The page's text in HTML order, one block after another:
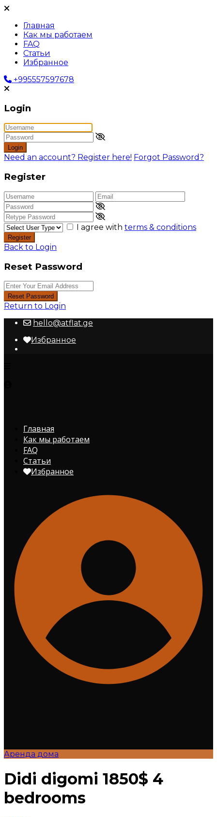
Главная
Как мы работаем
FAQ
Статьи
Избранное
+995557597678
Login
Login
Need an account? Register here! Forgot Password?
Register
I agree with terms & conditions
Register
Back to Login
Reset Password
Reset Password
Return to Login
hello@atflat.ge
Избранное
Главная
Как мы работаем
FAQ
Статьи
Избранное
Аренда дома
Didi digomi 1850$ 4
bedrooms